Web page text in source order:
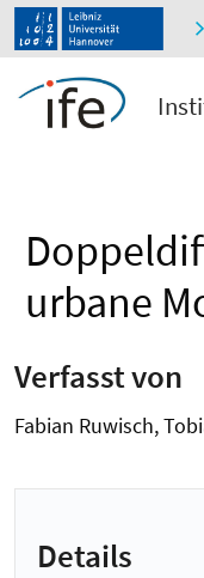
urbane
Verfasst von
Fabian Ruwisch,
Details